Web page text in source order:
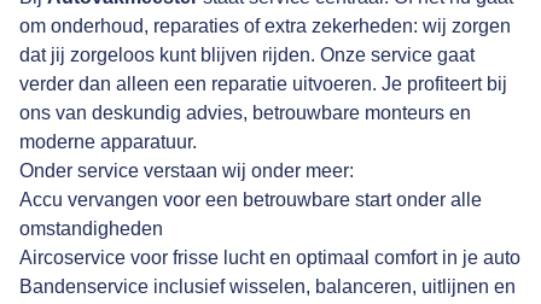
om onderhoud, reparaties of extra zekerheden: wij zorgen
dat jij zorgeloos kunt blijven rijden. Onze service gaat
verder dan alleen een reparatie uitvoeren. Je profiteert bij
ons van deskundig advies, betrouwbare monteurs en
moderne apparatuur.
Onder service verstaan wij onder meer:
Accu vervangen voor een betrouwbare start onder alle
omstandigheden
Aircoservice voor frisse lucht en optimaal comfort in je auto
Bandenservice inclusief wisselen, balanceren, uitlijnen en